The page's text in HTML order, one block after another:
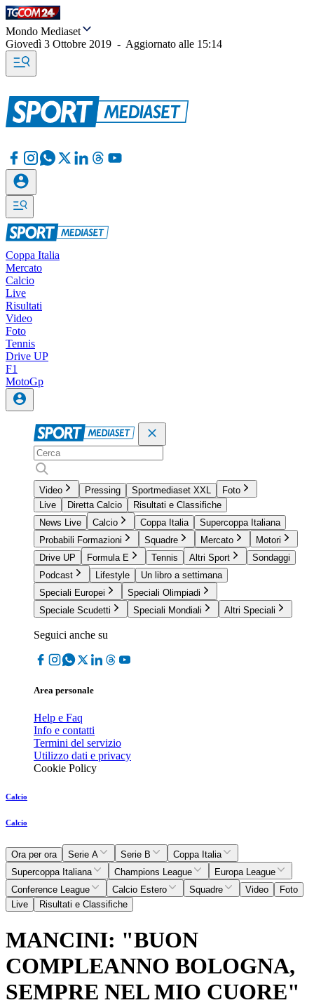
Mondo Mediaset
Giovedì 3 Ottobre 2019 - Aggiornato alle 15:14
Coppa Italia
Mercato
Calcio
Live
Risultati
Video
Foto
Tennis
Drive UP
F1
MotoGp
Video Pressing Sportmediaset XXL
Foto
Live
Diretta Calcio
Risultati e Classifiche
News Live
Calcio Coppa Italia
Supercoppa Italiana
Probabili Formazioni
Squadre Mercato
Motori
Drive UP
Formula E Tennis Altri Sport
Sondaggi
Podcast
Lifestyle
Un libro a settimana
Speciali Europei
Speciali Olimpiadi
Speciale Scudetti
Speciali Mondiali Altri Speciali
Seguici anche su
Area personale
Help e Faq
Info e contatti
Termini del servizio
Utilizzo dati e privacy
Cookie Policy
Calcio
Calcio
Ora per ora Serie A Serie B
Coppa Italia
Supercoppa Italiana
Champions League
Europa League
Conference League
Calcio Estero Squadre Video
Foto
Live
Risultati e Classifiche
MANCINI: "BUON
COMPLEANNO BOLOGNA,
SEMPRE NEL MIO CUORE"